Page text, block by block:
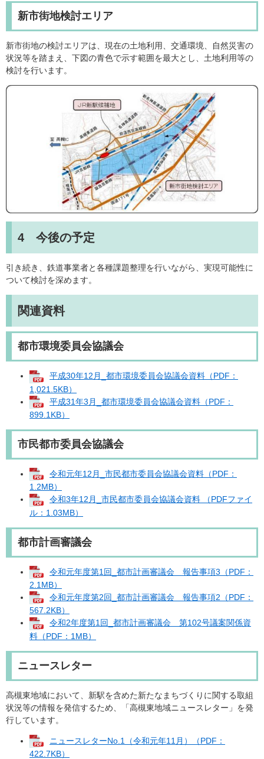
新市街地検討エリア
新市街地の検討エリアは、現在の土地利用、交通環境、自然災害の
状況等を踏まえ、下図の青色で示す範囲を最大とし、土地利用等の
検討を行います。
4 今後の予定
引き続き、鉄道事業者と各種課題整理を行いながら、実現可能性に
ついて検討を深めます。
関連資料
都市環境委員会協議会
平成30年12月_都市環境委員会協議会資料（PDF：
1,021.5KB）
平成31年3月_都市環境委員会協議会資料（PDF：
899.1KB）
市民都市委員会協議会
令和元年12月_市民都市委員会協議会資料（PDF：
1.2MB）
令和3年12月_市民都市委員会協議会資料 （PDFファイ
ル：1.03MB）
都市計画審議会
令和元年度第1回_都市計画審議会 報告事項3（PDF：
2.1MB）
令和元年度第2回_都市計画審議会 報告事項2（PDF：
567.2KB）
令和2年度第1回_都市計画審議会 第102号議案関係資
料（PDF：1MB）
ニュースレター
高槻東地域において、新駅を含めた新たなまちづくりに関する取組
状況等の情報を発信するため、「高槻東地域ニュースレター」を発
行しています。
ニュースレターNo.1（令和元年11月）（PDF：
422.7KB）